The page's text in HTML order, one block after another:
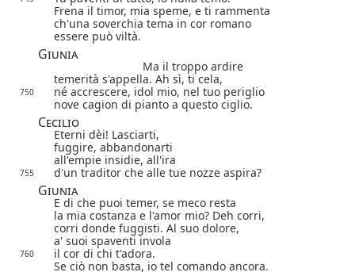
Frena il timor, mia speme, e ti rammenta
ch'una soverchia tema in cor romano
essere può viltà.
Giunia
Ma il troppo ardire
temerità s'appella. Ah sì, ti cela,
750
né accrescere, idol mio, nel tuo periglio
nove cagion di pianto a questo ciglio.
Cecilio
Eterni dèi! Lasciarti,
fuggire, abbandonarti
all'empie insidie, all'ira
755 d'un traditor che alle tue nozze aspira?
Giunia
E di che puoi temer, se meco resta
la mia costanza e l'amor mio? Deh corri,
corri donde fuggisti. Al suo dolore,
a' suoi spaventi invola
760
il cor di chi t'adora.
Se ciò non basta, io tel comando ancora.